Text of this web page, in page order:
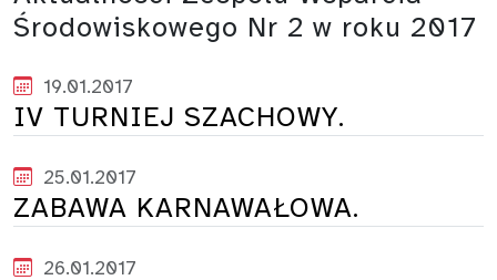
Środowiskowego Nr 2 w roku 2017
19.01.2017
IV TURNIEJ SZACHOWY.
25.01.2017
ZABAWA KARNAWAŁOWA.
26.01.2017